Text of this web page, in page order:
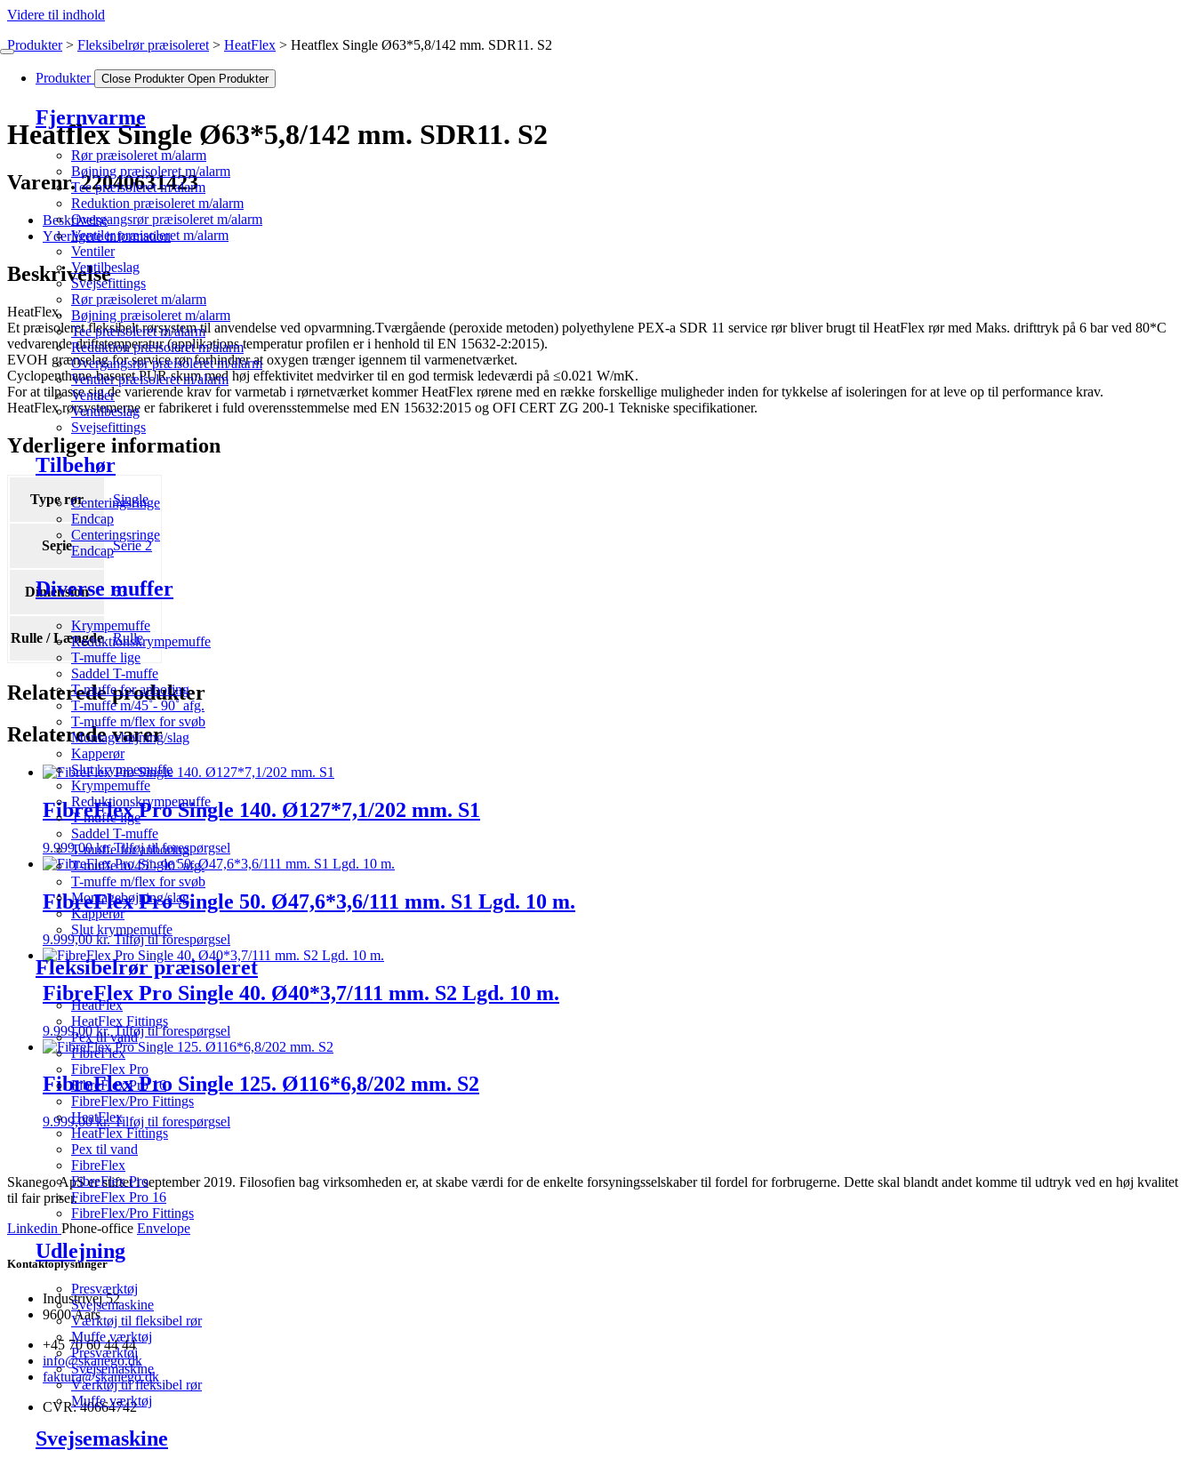
Videre til indhold
Produkter Close Produkter Open Produkter
Fjernvarme
Rør præisoleret m/alarm
Bøjning præisoleret m/alarm
Tee præisoleret m/alarm
Reduktion præisoleret m/alarm
Overgangsrør præisoleret m/alarm
Ventiler præisoleret m/alarm
Ventiler
Ventilbeslag
Svejsefittings
Rør præisoleret m/alarm
Bøjning præisoleret m/alarm
Tee præisoleret m/alarm
Reduktion præisoleret m/alarm
Overgangsrør præisoleret m/alarm
Ventiler præisoleret m/alarm
Ventiler
Ventilbeslag
Svejsefittings
Tilbehør
Centeringsringe
Endcap
Centeringsringe
Endcap
Diverse muffer
Krympemuffe
Reduktionskrympemuffe
T-muffe lige
Saddel T-muffe
T-muffe for anboring
T-muffe m/45˚- 90˚ afg.
T-muffe m/flex for svøb
Montagebøjning/slag
Kapperør
Slut krympemuffe
Krympemuffe
Reduktionskrympemuffe
T-muffe lige
Saddel T-muffe
T-muffe for anboring
T-muffe m/45˚- 90˚ afg.
T-muffe m/flex for svøb
Montagebøjning/slag
Kapperør
Slut krympemuffe
Fleksibelrør præisoleret
HeatFlex
HeatFlex Fittings
Pex til vand
FibreFlex
FibreFlex Pro
FibreFlex Pro 16
FibreFlex/Pro Fittings
HeatFlex
HeatFlex Fittings
Pex til vand
FibreFlex
FibreFlex Pro
FibreFlex Pro 16
FibreFlex/Pro Fittings
Udlejning
Presværktøj
Svejsemaskine
Værktøj til fleksibel rør
Muffe værktøj
Presværktøj
Svejsemaskine
Værktøj til fleksibel rør
Muffe værktøj
Svejsemaskine
Produkter Fleksibelrør præisoleret HeatFlex Heatflex Single Ø63*5,8/142 mm. SDR11. S2
Heatflex Single Ø63*5,8/142 mm. SDR11. S2
Varenr. 22040631423
Beskrivelse
Yderligere information
Beskrivelse
HeatFlex.
Et præisoleret fleksibelt rørsystem til anvendelse ved opvarmning.Tværgående (peroxide metoden) polyethylene PEX-a SDR 11 service rør bliver brugt til HeatFlex rør med Maks. drifttryk på 6 bar ved 80*C
vedvarende driftstemperatur (applikations temperatur profilen er i henhold til EN 15632-2:2015).
EVOH grænselag for service rør forhindrer at oxygen trænger igennem til varmenetværket.
Cyclopenthane-baseret PUR skum med høj effektivitet medvirker til en god termisk ledeværdi på ≤0.021 W/mK.
For at tilpasse sig de varierende krav for varmetab i rørnetværket kommer HeatFlex rørene med en række forskellige muligheder inden for tykkelse af isoleringen for at leve op til performance krav.
HeatFlex rørsystemerne er fabrikeret i fuld overensstemmelse med EN 15632:2015 og OFI CERT ZG 200-1 Tekniske specifikationer.
Yderligere information
Type rør Single
Serie Serie 2
Dimension 63
Rulle / Længde Rulle
Relaterede produkter
Relaterede varer
FibreFlex Pro Single 140. Ø127*7,1/202 mm. S1
9.999,00kr. Tilføj til forespørgsel
FibreFlex Pro Single 50. Ø47,6*3,6/111 mm. S1 Lgd. 10 m.
9.999,00kr. Tilføj til forespørgsel
FibreFlex Pro Single 40. Ø40*3,7/111 mm. S2 Lgd. 10 m.
9.999,00kr. Tilføj til forespørgsel
FibreFlex Pro Single 125. Ø116*6,8/202 mm. S2
9.999,00kr. Tilføj til forespørgsel
Skanego ApS er stiftet i september 2019. Filosofien bag virksomheden er, at skabe værdi for de enkelte forsyningsselskaber til fordel for forbrugerne. Dette skal blandt andet komme til udtryk ved en høj kvalitet
til fair priser.
Linkedin Phone-office Envelope
Kontaktoplysninger
Industrivej 52
9600 Aars
+45 70 60 44 44
info@skanego.dk
faktura@skanego.dk
CVR: 40664742